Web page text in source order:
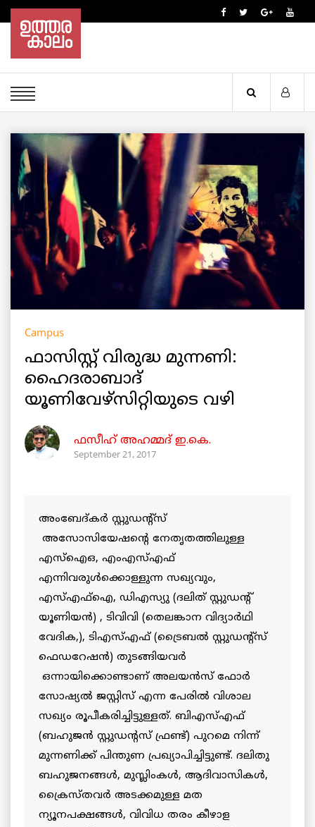
Campus
ഫാസിസ്റ്റ് വിരുദ്ധ മുന്നണി:
ഹൈദരാബാദ്
യൂണിവേഴ്‌സിറ്റിയുടെ വഴി
ഫസീഹ് അഹമ്മദ് ഇ.കെ.
September 21, 2017
അംബേദ്കർ സ്റ്റുഡന്റ്‌സ്
അസോസിയേഷന്റെ നേതൃതത്തിലുള്ള
എസ്ഐഒ, എംഎസ്എഫ്
എന്നിവരുൾക്കൊള്ളുന്ന സഖ്യവും,
എസ്എഫ്ഐ, ഡിഎസ്യു (ദലിത് സ്റ്റുഡന്റ്
യൂണിയൻ) , ടിവിവി (തെലങ്കാന വിദ്യാർഥി
വേദിക,), ടിഎസ്എഫ് (ട്രൈബൽ സ്റ്റുഡന്റ്‌സ്
ഫെഡറേഷൻ) തുടങ്ങിയവർ
ഒന്നായിക്കൊണ്ടാണ് അലയൻസ് ഫോർ
സോഷ്യൽ ജസ്റ്റിസ് എന്ന പേരിൽ വിശാല
സഖ്യം രൂപീകരിച്ചിട്ടുള്ളത്. ബിഎസ്എഫ്
(ബഹുജൻ സ്റ്റുഡന്റസ് ഫ്രണ്ട്) പുറമെ നിന്ന്
മുന്നണിക്ക് പിന്തുണ പ്രഖ്യാപിച്ചിട്ടുണ്ട്. ദലിതു
ബഹുജനങ്ങൾ, മുസ്ലിംകൾ, ആദിവാസികൾ,
ക്രൈസ്തവർ അടക്കമുള്ള മത
ന്യൂനപക്ഷങ്ങൾ, വിവിധ തരം കീഴാള